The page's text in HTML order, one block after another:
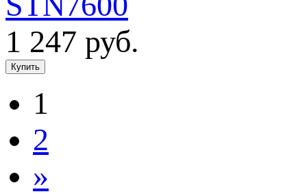
1 247 руб.
1
2
»